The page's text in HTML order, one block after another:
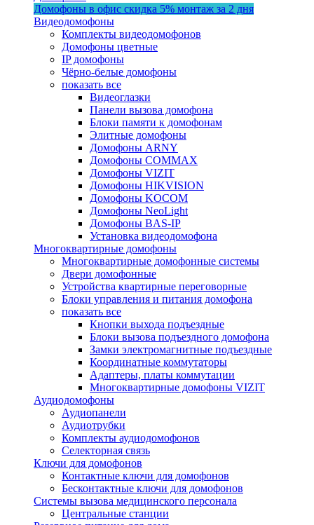
Домофоны в офис скидка 5% монтаж за 2 дня
Видеодомофоны
Комплекты видеодомофонов
Домофоны цветные
IP домофоны
Чёрно-белые домофоны
показать все
Видеоглазки
Панели вызова домофона
Блоки памяти к домофонам
Элитные домофоны
Домофоны ARNY
Домофоны COMMAX
Домофоны VIZIT
Домофоны HIKVISION
Домофоны KOCOM
Домофоны NeoLight
Домофоны BAS-IP
Установка видеодомофона
Многоквартирные домофоны
Многоквартирные домофонные системы
Двери домофонные
Устройства квартирные переговорные
Блоки управления и питания домофона
показать все
Кнопки выхода подъездные
Блоки вызова подъездного домофона
Замки электромагнитные подъездные
Координатные коммутаторы
Адаптеры, платы коммутации
Многоквартирные домофоны VIZIT
Аудиодомофоны
Аудиопанели
Аудиотрубки
Комплекты аудиодомофонов
Селекторная связь
Ключи для домофонов
Контактные ключи для домофонов
Бесконтактные ключи для домофонов
Системы вызова медицинского персонала
Центральные станции